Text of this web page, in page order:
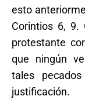
esto
Corintios 6, 9.
protestante
que ningún
tales
justificación.